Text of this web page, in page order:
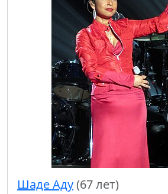
Шаде Аду(67 лет)